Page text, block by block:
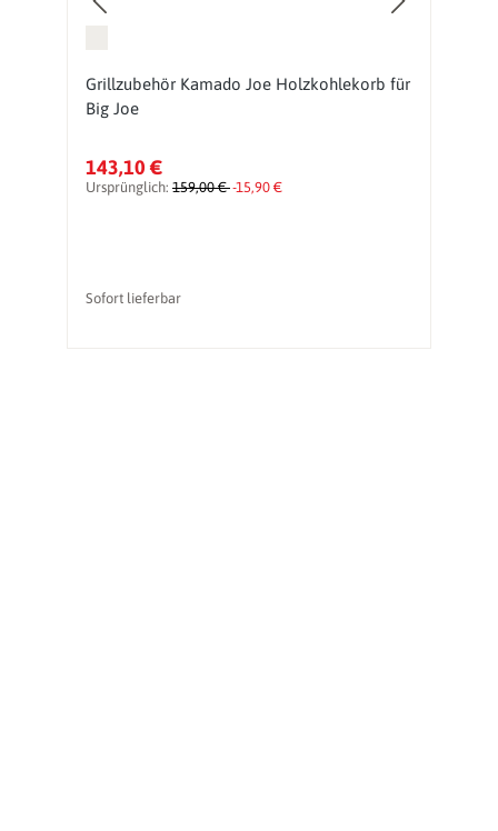
Grillzubehör Kamado Joe Holzkohlekorb für
Big Joe
143,10 €
Ursprünglich: 159,00 €-15,90 €
Sofort lieferbar